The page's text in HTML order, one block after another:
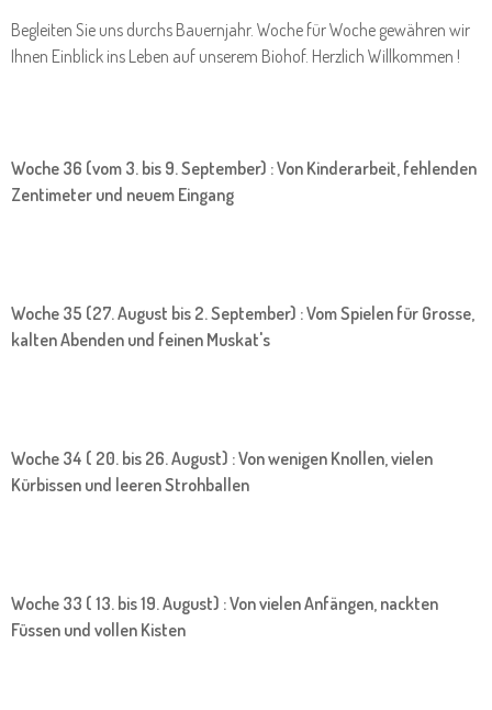
Begleiten Sie uns durchs Bauernjahr. Woche für Woche gewähren wir
Ihnen Einblick ins Leben auf unserem Biohof. Herzlich Willkommen !
Woche 36 (vom 3. bis 9. September) : Von Kinderarbeit, fehlenden
Zentimeter und neuem Eingang
Woche 35 (27. August bis 2. September) : Vom Spielen für Grosse,
kalten Abenden und feinen Muskat's
Woche 34 ( 20. bis 26. August) : Von wenigen Knollen, vielen
Kürbissen und leeren Strohballen
Woche 33 ( 13. bis 19. August) : Von vielen Anfängen, nackten
Füssen und vollen Kisten